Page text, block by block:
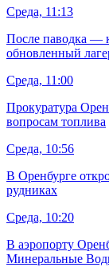
Среда, 11:13
После паводка —
обновленный
Среда, 11:00
Прокуратура
вопросам топлива
Среда, 10:56
В Оренбурге
рудниках
Среда, 10:20
В аэропорту
Минеральные